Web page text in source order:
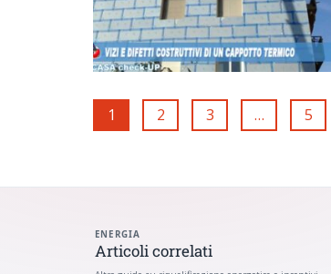
1 2 3 … 5
ENERGIA
Articoli correlati